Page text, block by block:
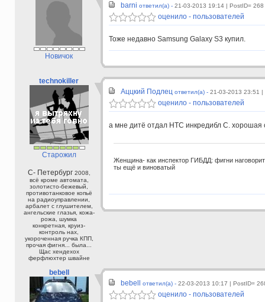
Новичок
barni ответил(а) - 21-03-2013 19:14 | PostID= 268
оценило - пользователей
Тоже недавно Samsung Galaxy S3 купил.
technokiller
Старожил
С- Петербург 2008,
всё кроме автомата,
золотисто-бежевый,
противотанковое копьё
на радиоуправлении,
арбалет с глушителем,
ангельские глазья, кожа-
рожа, шумка
конкретная, круиз-
контроль нах,
укороченная ручка КПП,
прочая фигня... была...
Щас хендехох
ферфлюхтер швайне
Аццкий Подлец ответил(а) - 21-03-2013 23:51 |
оценило - пользователей
а мне дитё отдал НТС инкредибл С. хорошая
Женщина- как инспектор ГИБДД: фигни
ты ещё и виноватый
bebell
bebell ответил(а) - 22-03-2013 10:17 | PostID=
оценило - пользователей